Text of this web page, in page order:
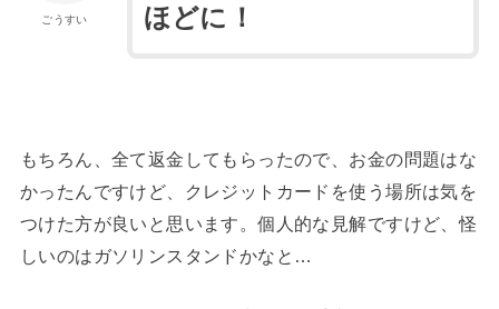
ごうすい
ほどに！
もちろん、全て返金してもらったので、お金の問題はな
かったんですけど、クレジットカードを使う場所は気を
つけた方が良いと思います。個人的な見解ですけど、怪
しいのはガソリンスタンドかなと…